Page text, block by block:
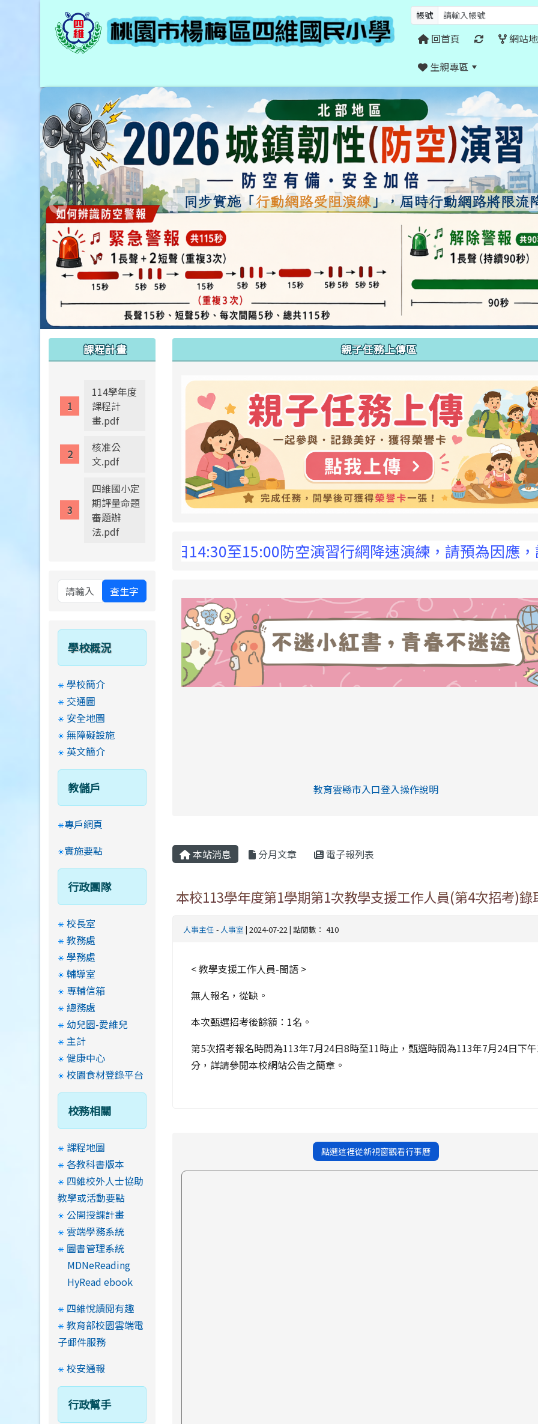
帳號
回首頁 網站
生親專區
親子任務上傳區
8月13日14:30至15:00防空演習行網降速演練，請預為因應，詳洽
link to https://eliteracy.edu.tw/
link to https://eliteracy.edu.tw/Shorts/
教育雲縣市入口登入操作說明
link to https://eliteracy.edu.tw/
本站消息 分月文章 電子報列表
本校113學年度第1學期第1次教學支援工作人員(第4次招考)錄
人事主任 - 人事室 | 2024-07-22 | 點閱數： 410
< 教學支援工作人員-閩語 >
無人報名，從缺。
本次甄選招考後餘額：1名。
第5次招考報名時間為113年7月24日8時至11時止，甄選時間為113年7月24日下
分，詳請參閱本校網站公告之簡章。
點選這裡從新視窗觀看行事曆
課程計畫
114學年度
課程計
畫.pdf
核准公
文.pdf
四維國小定
期評量命題
審題辦
法.pdf
查生字
學校概況
學校簡介
交通圖
安全地圖
無障礙設施
英文簡介
教儲戶
專戶網頁
實施要點
行政團隊
校長室
教務處
學務處
輔導室
專輔信箱
總務處
幼兒園-愛維兒
主計
健康中心
校園食材登錄平台
校務相關
課程地圖
各教科書版本
四維校外人士協助
教學或活動要點
公開授課計畫
雲端學務系統
圖書管理系統
MDNeReading
HyRead ebook
四維悅讀閱有趣
教育部校園雲端電
子郵件服務
校安通報
行政幫手